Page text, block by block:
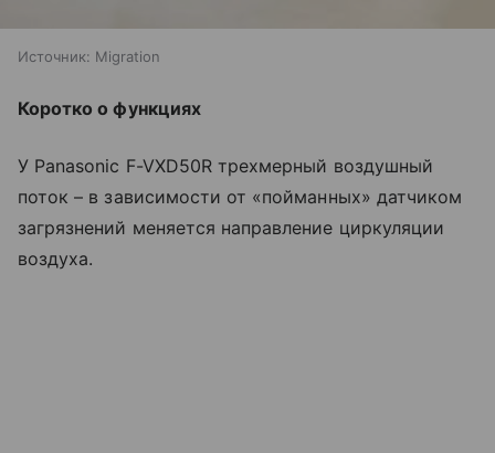
Источник: Migration
Коротко о функциях
У Panasonic F-VXD50R трехмерный воздушный
поток – в зависимости от «пойманных» датчиком
загрязнений меняется направление циркуляции
воздуха.